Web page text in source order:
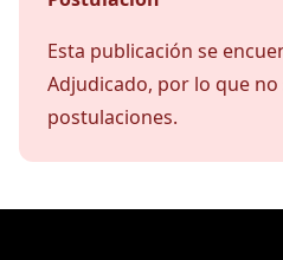
Esta publicación se
Adjudicado, por lo que no
postulaciones.